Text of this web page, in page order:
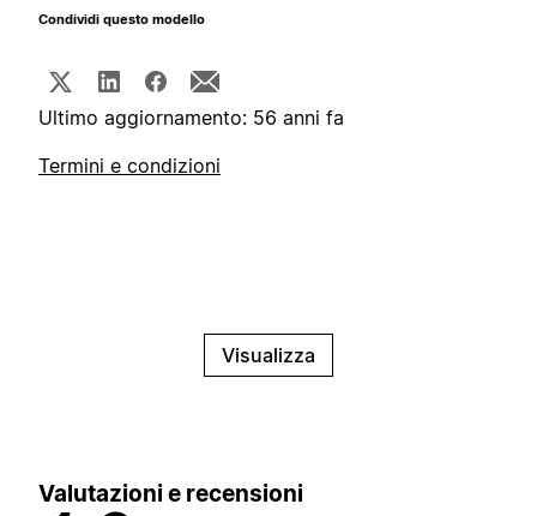
Condividi questo modello
Ultimo aggiornamento: 56 anni fa
Termini e condizioni
Visualizza
Valutazioni e recensioni